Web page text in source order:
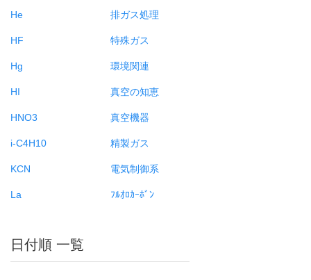
He
HF
Hg
HI
HNO3
i-C4H10
KCN
La
排ガス処理
特殊ガス
環境関連
真空の知恵
真空機器
精製ガス
電気制御系
ﾌﾙｵﾛｶｰﾎﾞﾝ
日付順 一覧